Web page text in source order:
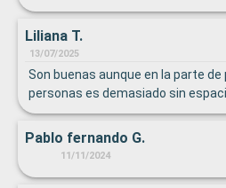
cócteles buenos La habitación a
ventana me pareció bien,
la oscuridad Los eventos y
Liliana T.
13/07/2025
Son buenas aunque en la parte de
personas es demasiado sin
Pablo fernando G.
11/11/2024